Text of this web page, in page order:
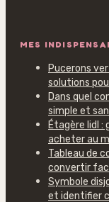
MES
Pucerons
solutions
Dans quel
simple et
Étagère lidl :
acheter au
Tableau de
convertir
Symbole
et identifier